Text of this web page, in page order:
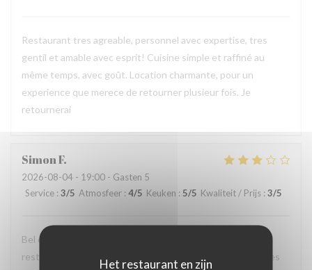
Het restaurant en zijn
Restaurant tres agreable, personnel avec expertise, tres
gentil et amable avec esprit! Cuisine simple et raffiné au
même temps, avec goût. Location charmante, pour un
experience que merece de retourner plusieur fois. Je
retournerai
SimonF
2026-08-04 - 19:00 - Gasten 5
Service : 3/5 Atmosfeer : 4/5 Keuken : 5/5 Kwaliteit / Prijs : 3/5
Bel endroit et excellente nourriture Mais dommage que le
restaurant Bel n’offre aucune flexibilité sur le menu pour les